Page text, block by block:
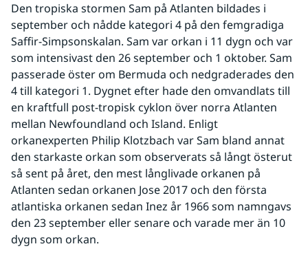
Den tropiska stormen Sam på Atlanten bildades i
september och nådde kategori 4 på den femgradiga
Saffir-Simpsonskalan. Sam var orkan i 11 dygn och var
som intensivast den 26 september och 1 oktober. Sam
passerade öster om Bermuda och nedgraderades den
4 till kategori 1. Dygnet efter hade den omvandlats till
en kraftfull post-tropisk cyklon över norra Atlanten
mellan Newfoundland och Island. Enligt
orkanexperten Philip Klotzbach var Sam bland annat
den starkaste orkan som observerats så långt österut
så sent på året, den mest långlivade orkanen på
Atlanten sedan orkanen Jose 2017 och den första
atlantiska orkanen sedan Inez år 1966 som namngavs
den 23 september eller senare och varade mer än 10
dygn som orkan.